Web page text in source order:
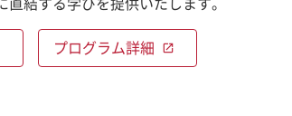
直結する学びを提供いたします。
プログラム詳細 open_in_new